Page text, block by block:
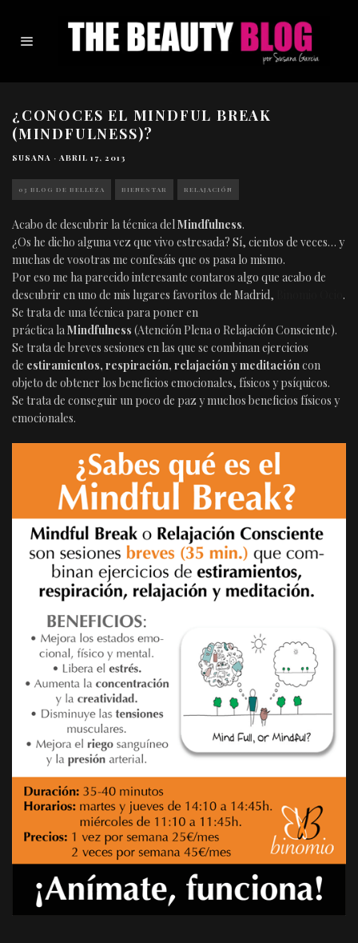
¿CONOCES EL MINDFUL BREAK
(MINDFULNESS)?
SUSANA · ABRIL 17, 2013
03 BLOG DE BELLEZA BIENESTAR RELAJACIÓN
Acabo de descubrir la técnica delMindfulness.
¿Os he dicho alguna vez que vivo estresada? Sí, cientos de veces… y
muchas de vosotras me confesáis que os pasa lo mismo.
Por eso me ha parecido interesante contaros algo que acabo de
descubrir en uno de mis lugares favoritos de Madrid,
.
Se trata de una técnica para poner en
práctica laMindfulness (Atención Plena o Relajación Consciente).
Se trata de breves sesiones en las que se combinan ejercicios
de estiramientos, respiración, relajación y meditacióncon
objeto de obtener los beneficios emocionales, físicos y psíquicos.
Se trata de conseguir un poco de paz y muchos beneficios físicos y
emocionales.